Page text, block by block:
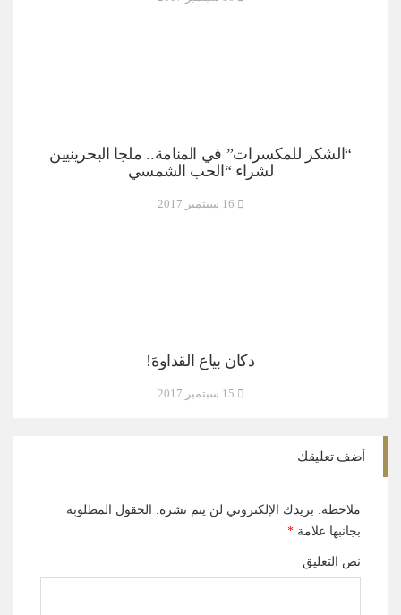
“الشكر للمكسرات” في المنامة.. ملجأ البحرينيين
لشراء “الحب الشمسي
دكان بياع القداوهَ!
أضف تعليقك
ملاحظة: بريدك الإلكتروني لن يتم نشره.
الحقول المطلوبة
بجانبها علامة *
نص التعليق